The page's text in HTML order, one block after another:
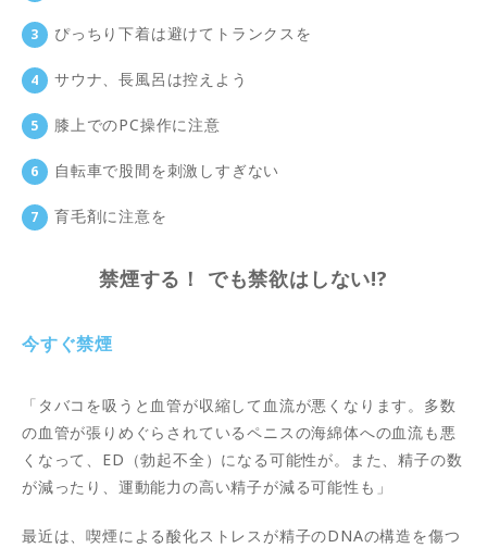
ぴっちり下着は避けてトランクスを
サウナ、長風呂は控えよう
膝上でのPC操作に注意
自転車で股間を刺激しすぎない
育毛剤に注意を
禁煙する！ でも禁欲はしない!?
今すぐ禁煙
「タバコを吸うと血管が収縮して血流が悪くなります。多数
の血管が張りめぐらされているペニスの海綿体への血流も悪
くなって、ED（勃起不全）になる可能性が。また、精子の数
が減ったり、運動能力の高い精子が減る可能性も」
最近は、喫煙による酸化ストレスが精子のDNAの構造を傷つ